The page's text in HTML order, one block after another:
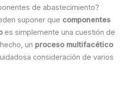
de abastecimiento?
suponer que componentes
es simplemente una cuestión de
un proceso multifacético
consideración de varios